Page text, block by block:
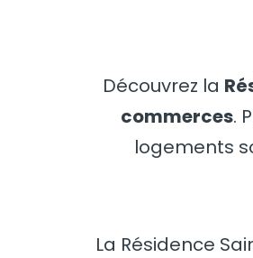
Découvrez la
commerces.
logements
La Résidence